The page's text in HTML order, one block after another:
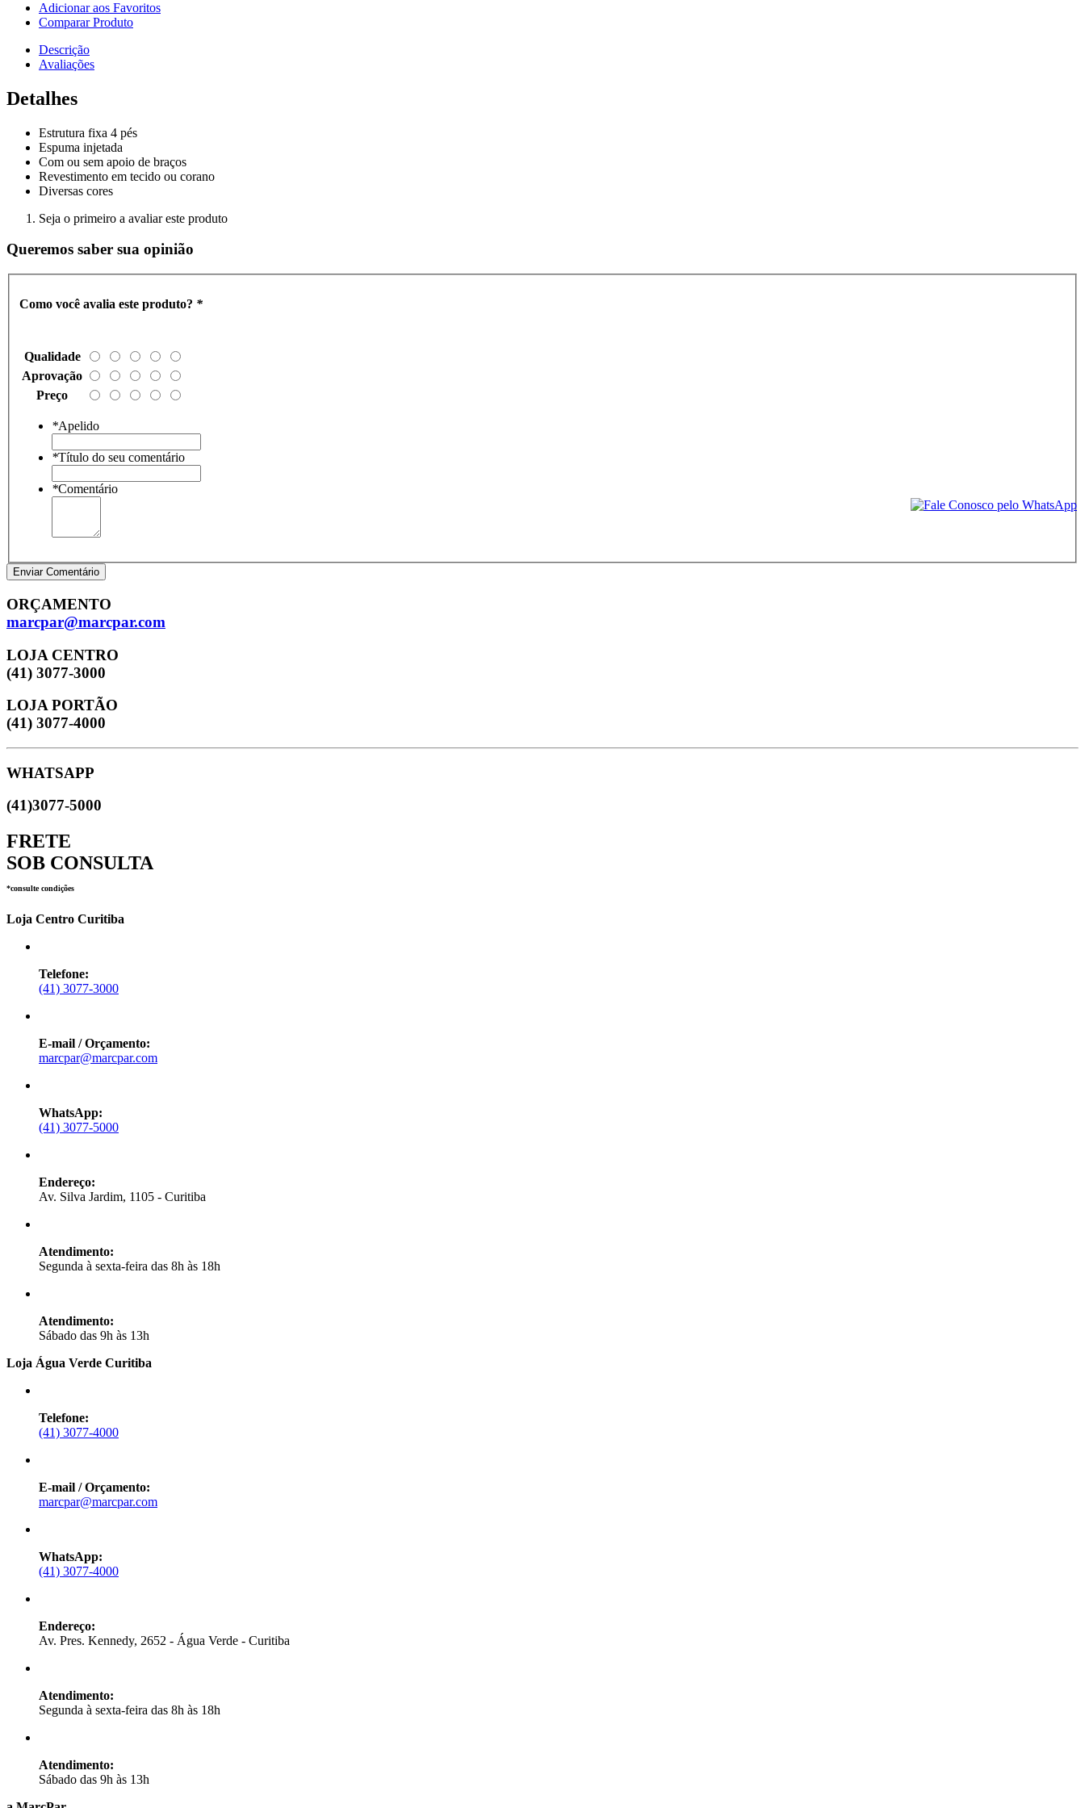
Adicionar aos Favoritos
Comparar Produto
Descrição
Avaliações
Detalhes
Estrutura fixa 4 pés
Espuma injetada
Com ou sem apoio de braços
Revestimento em tecido ou corano
Diversas cores
Seja o primeiro a avaliar este produto
Queremos saber sua opinião
Como você avalia este produto? *
Qualidade
Aprovação
Preço
*Apelido
*Título do seu comentário
*Comentário
Enviar Comentário
ORÇAMENTO
marcpar@marcpar.com
LOJA CENTRO
(41) 3077-3000
LOJA PORTÃO
(41) 3077-4000
WHATSAPP
(41)3077-5000
FRETE
SOB CONSULTA
*consulte condições
Loja Centro Curitiba
Telefone:
(41) 3077-3000
E-mail / Orçamento:
marcpar@marcpar.com
WhatsApp:
(41) 3077-5000
Endereço:
Av. Silva Jardim, 1105 - Curitiba
Atendimento:
Segunda à sexta-feira das 8h às 18h
Atendimento:
Sábado das 9h às 13h
Loja Água Verde Curitiba
Telefone:
(41) 3077-4000
E-mail / Orçamento:
marcpar@marcpar.com
WhatsApp:
(41) 3077-4000
Endereço:
Av. Pres. Kennedy, 2652 - Água Verde - Curitiba
Atendimento:
Segunda à sexta-feira das 8h às 18h
Atendimento:
Sábado das 9h às 13h